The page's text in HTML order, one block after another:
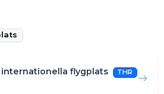
internationella flygplats THR